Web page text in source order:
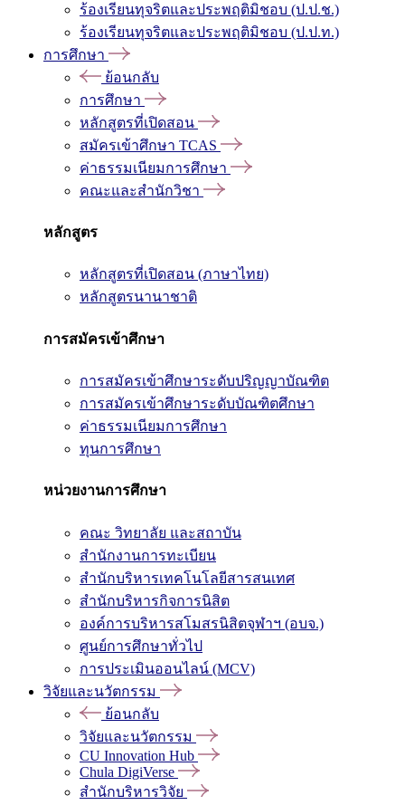
ร้องเรียนทุจริตและประพฤติมิชอบ (ป.ป.ช.)
ร้องเรียนทุจริตและประพฤติมิชอบ (ป.ป.ท.)
การศึกษา
ย้อนกลับ
การศึกษา
หลักสูตรที่เปิดสอน
สมัครเข้าศึกษา TCAS
ค่าธรรมเนียมการศึกษา
คณะและสำนักวิชา
หลักสูตร
หลักสูตรที่เปิดสอน (ภาษาไทย)
หลักสูตรนานาชาติ
การสมัครเข้าศึกษา
การสมัครเข้าศึกษาระดับปริญญาบัณฑิต
การสมัครเข้าศึกษาระดับบัณฑิตศึกษา
ค่าธรรมเนียมการศึกษา
ทุนการศึกษา
หน่วยงานการศึกษา
คณะ วิทยาลัย และสถาบัน
สำนักงานการทะเบียน
สำนักบริหารเทคโนโลยีสารสนเทศ
สำนักบริหารกิจการนิสิต
องค์การบริหารสโมสรนิสิตจุฬาฯ (อบจ.)
ศูนย์การศึกษาทั่วไป
การประเมินออนไลน์ (MCV)
วิจัยและนวัตกรรม
ย้อนกลับ
วิจัยและนวัตกรรม
CU Innovation Hub
Chula DigiVerse
สำนักบริหารวิจัย